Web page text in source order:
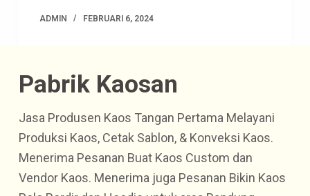
ADMIN FEBRUARI 6, 2024
Pabrik Kaosan
Jasa Produsen Kaos Tangan Pertama Melayani
Produksi Kaos, Cetak Sablon, & Konveksi Kaos.
Menerima Pesanan Buat Kaos Custom dan
Vendor Kaos. Menerima juga Pesanan Bikin Kaos